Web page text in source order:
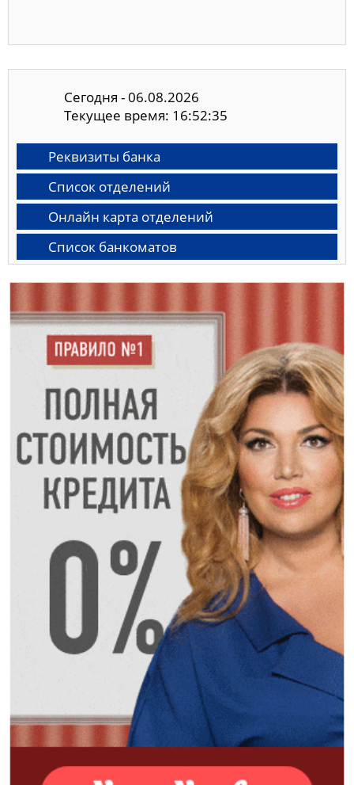
Сегодня - 06.08.2026
Текущее время: 16:52:36
Реквизиты банка
Список отделений
Онлайн карта отделений
Список банкоматов